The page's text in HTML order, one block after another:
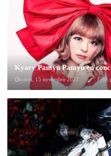
Kyary Pamyu Pamyu en
mardi, 15 novembre 2022 Écrit
A l'occasion de ses 10 ans de
concert unique à l'Elysée